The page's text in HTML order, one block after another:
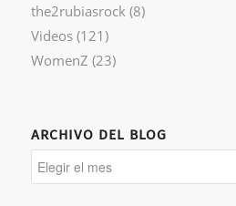
the2rubiasrock (8)
Videos(121)
WomenZ (23)
ARCHIVO DEL BLOG